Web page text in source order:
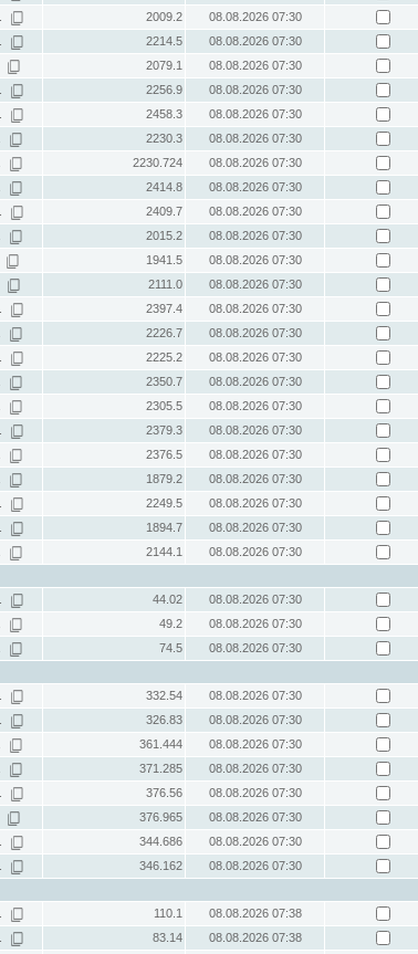
2009.2
08.08.2026 07:30
2214.5
08.08.2026 07:30
2079.1
08.08.2026 07:30
2256.9
08.08.2026 07:30
2458.3
08.08.2026 07:30
2230.3
08.08.2026 07:30
2230.724
08.08.2026 07:30
2414.8
08.08.2026 07:30
2409.7
08.08.2026 07:30
2015.2
08.08.2026 07:30
1941.5
08.08.2026 07:30
2111.0
08.08.2026 07:30
2397.4
08.08.2026 07:30
2226.7
08.08.2026 07:30
2225.2
08.08.2026 07:30
2350.7
08.08.2026 07:30
2305.5
08.08.2026 07:30
2379.3
08.08.2026 07:30
2376.5
08.08.2026 07:30
1879.2
08.08.2026 07:30
2249.5
08.08.2026 07:30
1894.7
08.08.2026 07:30
2144.1
08.08.2026 07:30
44.02
08.08.2026 07:30
49.2
08.08.2026 07:30
74.5
08.08.2026 07:30
332.54
08.08.2026 07:30
326.83
08.08.2026 07:30
361.444
08.08.2026 07:30
371.285
08.08.2026 07:30
376.56
08.08.2026 07:30
376.965
08.08.2026 07:30
344.686
08.08.2026 07:30
346.162
08.08.2026 07:30
110.1
08.08.2026 07:38
83.14
08.08.2026 07:38